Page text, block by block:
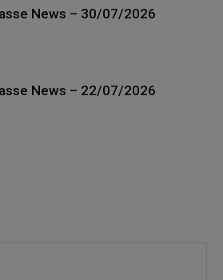
News – 30/07/2026
News – 22/07/2026